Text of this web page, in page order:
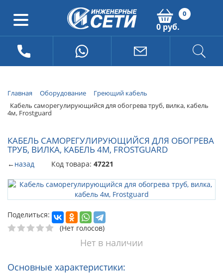
0
0 руб.
Главная Оборудование
Греющий кабель
Кабель саморегулирующийся для обогрева труб, вилка, кабель
4м, Frostguard
КАБЕЛЬ САМОРЕГУЛИРУЮЩИЙСЯ ДЛЯ ОБОГРЕВА
ТРУБ, ВИЛКА, КАБЕЛЬ 4М, FROSTGUARD
←назад Код товара: 47221
Поделиться:
(Нет голосов)
Нет в наличии
Основные характеристики: